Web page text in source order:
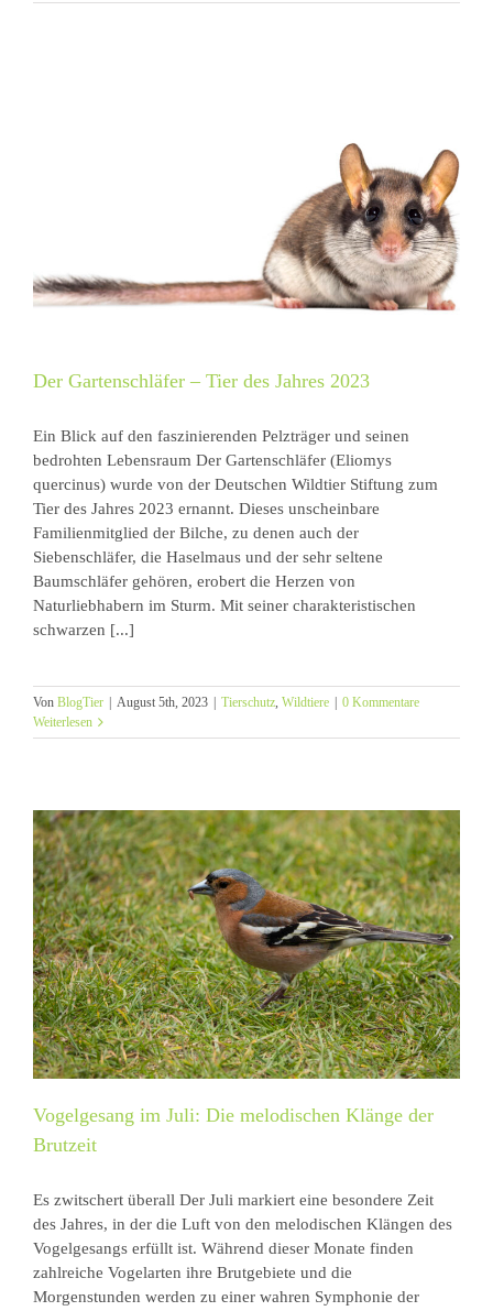
Der Gartenschläfer – Tier des Jahres 2023
Ein Blick auf den faszinierenden Pelzträger und seinen
bedrohten Lebensraum Der Gartenschläfer (Eliomys
quercinus) wurde von der Deutschen Wildtier Stiftung zum
Tier des Jahres 2023 ernannt. Dieses unscheinbare
Familienmitglied der Bilche, zu denen auch der
Siebenschläfer, die Haselmaus und der sehr seltene
Baumschläfer gehören, erobert die Herzen von
Naturliebhabern im Sturm. Mit seiner charakteristischen
schwarzen [...]
Von BlogTier | August 5th, 2023 | Tierschutz Wildtiere | 0 Kommentare
Weiterlesen
Vogelgesang im Juli: Die melodischen Klänge der
Brutzeit
Es zwitschert überall Der Juli markiert eine besondere Zeit
des Jahres, in der die Luft von den melodischen Klängen des
Vogelgesangs erfüllt ist. Während dieser Monate finden
zahlreiche Vogelarten ihre Brutgebiete und die
Morgenstunden werden zu einer wahren Symphonie der